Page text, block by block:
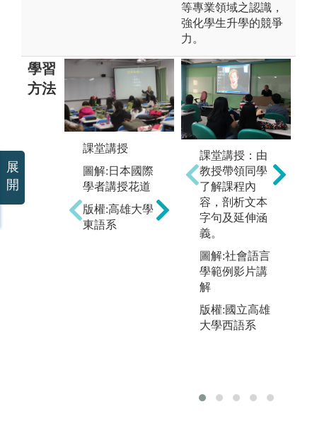
等專業領域之認識，
強化學生升學的競爭
力。
學習
方法
課堂講授
圖解:日本國際
學者講授花道
版權:高雄大學
東語系
分組討論
圖解:大學入門
課程分組演練
版權:高雄大學
東語系
課堂講授：由
教授帶領同學
了解課程內
容，剖析文本
字句及延伸涵
義。
圖解:社會語言
學範例影片講
解
版權:國立高雄
大學西語系
展
開